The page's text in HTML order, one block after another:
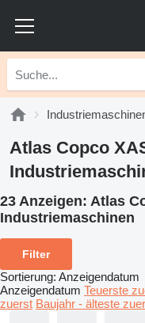
Atlas Copco
23 Anzeigen: Atlas
Industriemaschinen
Filter
Sortierung: Anzeigendatum
Anzeigendatum Teuerste
zuerst Baujahr - älteste